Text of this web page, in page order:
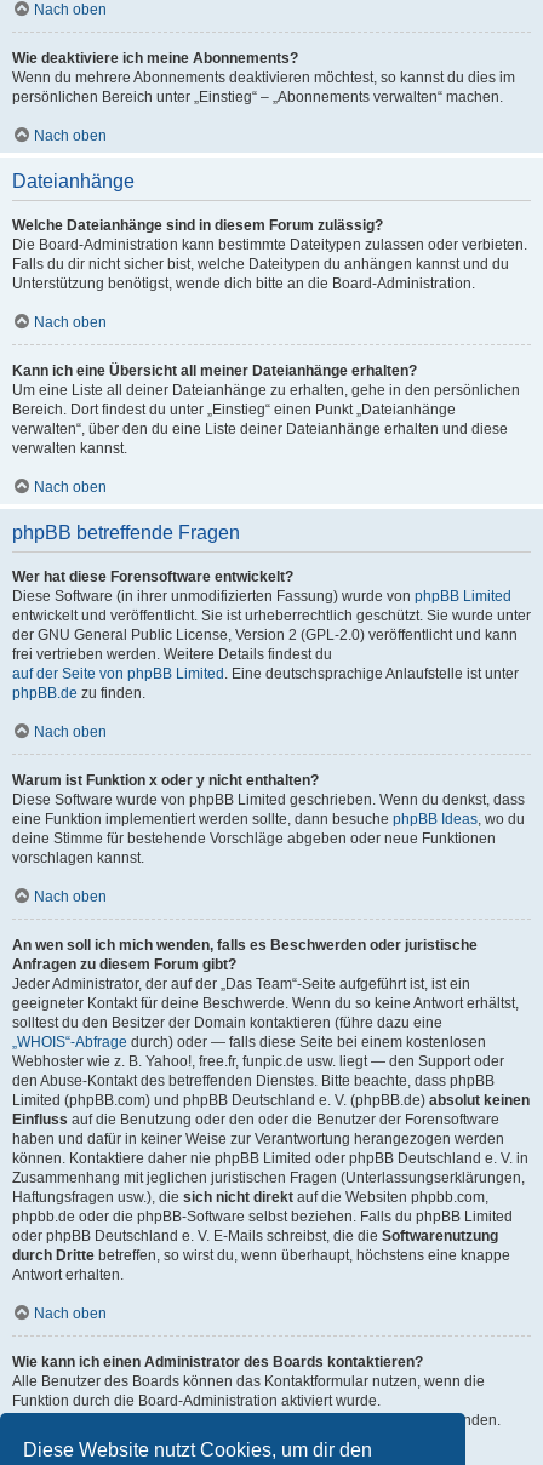
Diese Website nutzt Cookies, um dir den
Nach oben
Wie deaktiviere ich meine Abonnements?
Wenn du mehrere Abonnements deaktivieren möchtest, so kannst du dies im
persönlichen Bereich unter „Einstieg“ – „Abonnements verwalten“ machen.
Nach oben
Dateianhänge
Welche Dateianhänge sind in diesem Forum zulässig?
Die Board-Administration kann bestimmte Dateitypen zulassen oder verbieten.
Falls du dir nicht sicher bist, welche Dateitypen du anhängen kannst und du
Unterstützung benötigst, wende dich bitte an die Board-Administration.
Nach oben
Kann ich eine Übersicht all meiner Dateianhänge erhalten?
Um eine Liste all deiner Dateianhänge zu erhalten, gehe in den persönlichen
Bereich. Dort findest du unter „Einstieg“ einen Punkt „Dateianhänge
verwalten“, über den du eine Liste deiner Dateianhänge erhalten und diese
verwalten kannst.
Nach oben
phpBB betreffende Fragen
Wer hat diese Forensoftware entwickelt?
Diese Software (in ihrer unmodifizierten Fassung) wurde von phpBB Limited
entwickelt und veröffentlicht. Sie ist urheberrechtlich geschützt. Sie wurde unter
der GNU General Public License, Version 2 (GPL-2.0) veröffentlicht und kann
frei vertrieben werden. Weitere Details findest du
auf der Seite von phpBB Limited . Eine deutschsprachige Anlaufstelle ist unter
phpBB.de zu finden.
Nach oben
Warum ist Funktion x oder y nicht enthalten?
Diese Software wurde von phpBB Limited geschrieben. Wenn du denkst, dass
eine Funktion implementiert werden sollte, dann besuche phpBB Ideas, wo du
deine Stimme für bestehende Vorschläge abgeben oder neue Funktionen
vorschlagen kannst.
Nach oben
An wen soll ich mich wenden, falls es Beschwerden oder juristische
Anfragen zu diesem Forum gibt?
Jeder Administrator, der auf der „Das Team“-Seite aufgeführt ist, ist ein
geeigneter Kontakt für deine Beschwerde. Wenn du so keine Antwort erhältst,
solltest du den Besitzer der Domain kontaktieren (führe dazu eine
„WHOIS“-Abfrage durch) oder — falls diese Seite bei einem kostenlosen
Webhoster wie z. B. Yahoo!, free.fr, funpic.de usw. liegt — den Support oder
den Abuse-Kontakt des betreffenden Dienstes. Bitte beachte, dass phpBB
Limited (phpBB.com) und phpBB Deutschland e. V. (phpBB.de) absolut keinen
Einfluss auf die Benutzung oder den oder die Benutzer der Forensoftware
haben und dafür in keiner Weise zur Verantwortung herangezogen werden
können. Kontaktiere daher nie phpBB Limited oder phpBB Deutschland e. V. in
Zusammenhang mit jeglichen juristischen Fragen (Unterlassungserklärungen,
Haftungsfragen usw.), die sich nicht direkt auf die Websiten phpbb.com,
phpbb.de oder die phpBB-Software selbst beziehen. Falls du phpBB Limited
oder phpBB Deutschland e. V. E-Mails schreibst, die die Softwarenutzung
durch Dritte betreffen, so wirst du, wenn überhaupt, höchstens eine knappe
Antwort erhalten.
Nach oben
Wie kann ich einen Administrator des Boards kontaktieren?
Alle Benutzer des Boards können das Kontaktformular nutzen, wenn die
Funktion durch die Board-Administration aktiviert wurde.
Mitglieder des Boards können zusätzlich den Link „Das Team“ verwenden.
Nach oben